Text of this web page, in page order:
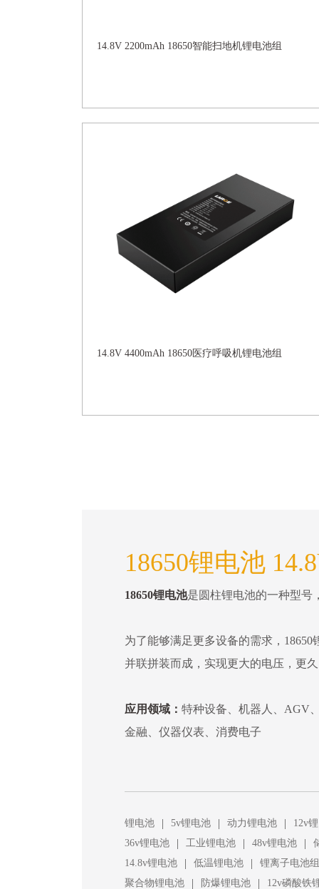
14.8V 2200mAh 18650智能扫地机锂电池组
14.8V 4400mAh 18650医疗呼吸机锂电池组
18650锂电池
18650锂电池是圆柱锂电池的一种型号
为了能够满足更多设备的需求，
并联拼装而成，实现更大的电压，更
应用领域： 特种设备、机器人、AGV
金融、仪器仪表、消费电子
锂电池 | 5v锂电池 | 动力锂电池 |
12v
36v锂电池
| 工业锂电池 | 48v锂电池 |
14.8v锂电池
| 低温锂电池 |
锂离子电池组
聚合物锂电池
| 防爆锂电池 | 12v磷酸铁